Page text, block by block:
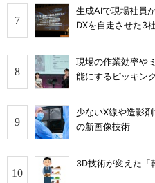
生成AIで現場社員
DXを自走させた3
現場の作業効率や
能にするピッキン
少ないX線や造影
の新画像技術
3D技術が変えた「